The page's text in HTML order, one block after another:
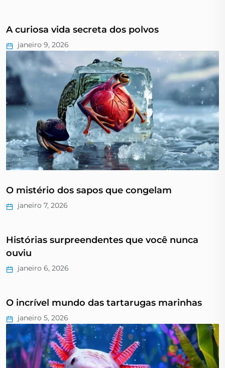
A curiosa vida secreta dos polvos
janeiro 9, 2026
O mistério dos sapos que congelam
janeiro 7, 2026
Histórias surpreendentes que você nunca
ouviu
janeiro 6, 2026
O incrível mundo das tartarugas marinhas
janeiro 5, 2026